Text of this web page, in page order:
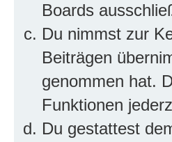
Boards
Du nimmst zur
Beiträgen
genommen hat.
Funktionen
Du gestattest